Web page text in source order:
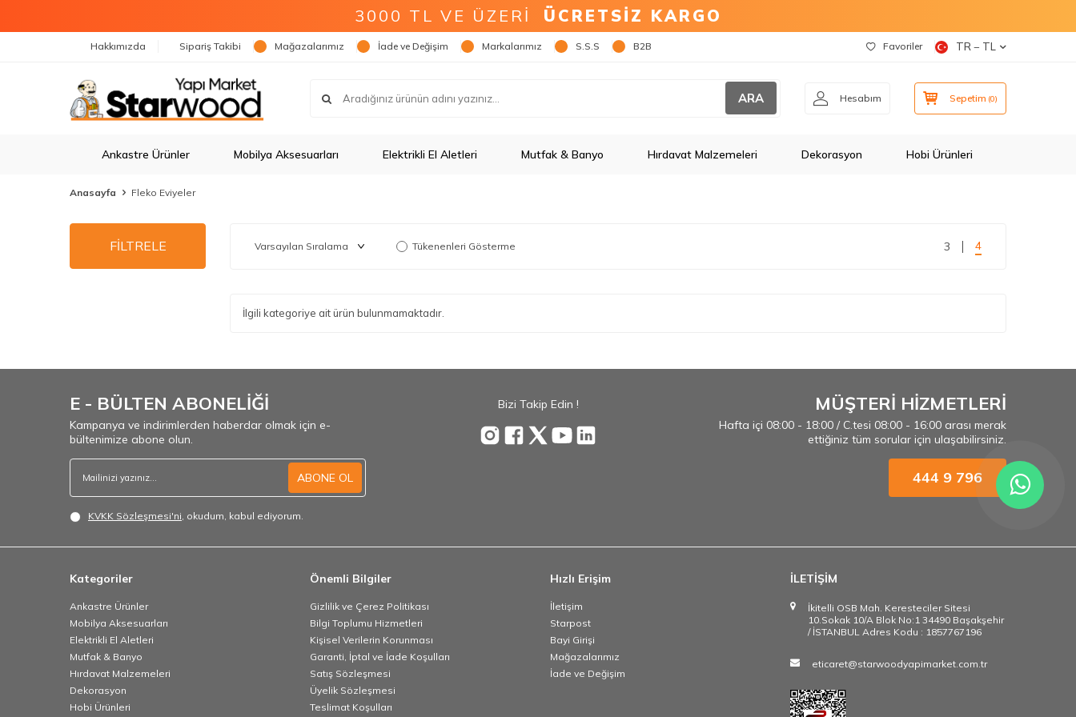
3000 TL VE ÜZERİ ÜCRETSİZ KARGO
Hakkımızda Sipariş Takibi Mağazalarımız İade ve Değişim Markalarımız S.S.S B2B Favoriler TR − TL
ARA Hesabım Sepetim (0)
Ankastre Ürünler Mobilya Aksesuarları Elektrikli El Aletleri Mutfak & Banyo Hırdavat Malzemeleri Dekorasyon Hobi Ürünleri
Anasayfa Fleko Eviyeler
FİLTRELE Tükenenleri Gösterme 3 4
İlgili kategoriye ait ürün bulunmamaktadır.
E - BÜLTEN ABONELİĞİ
Kampanya ve indirimlerden haberdar olmak için e-
bültenimize abone olun.
ABONE OL
KVKK Sözleşmesi'ni, okudum, kabul ediyorum.
Bizi Takip Edin ! MÜŞTERİ HİZMETLERİ
Hafta içi 08:00 - 18:00 / C.tesi 08:00 - 16:00 arası merak
ettiğiniz tüm sorular için ulaşabilirsiniz.
444 9 796
Kategoriler
Ankastre Ürünler
Mobilya Aksesuarları
Elektrikli El Aletleri
Mutfak & Banyo
Hırdavat Malzemeleri
Dekorasyon
Hobi Ürünleri
Önemli Bilgiler
Gizlilik ve Çerez Politikası
Bilgi Toplumu Hizmetleri
Kişisel Verilerin Korunması
Garanti, İptal ve İade Koşulları
Satış Sözleşmesi
Üyelik Sözleşmesi
Teslimat Koşulları
Hızlı Erişim
İletişim
Starpost
Bayi Girişi
Mağazalarımız
İade ve Değişim
İLETİŞİM
İkitelli OSB Mah. Keresteciler Sitesi
10.Sokak 10/A Blok No:1 34490 Başakşehir
/ İSTANBUL Adres Kodu : 1857767196
eticaret@starwoodyapimarket.com.tr